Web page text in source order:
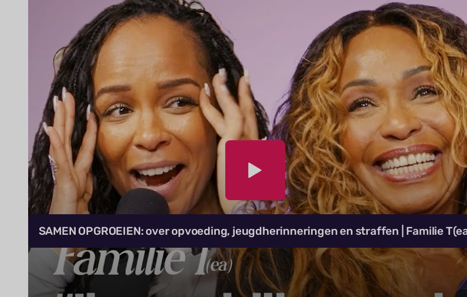
SAMEN OPGROEIEN: over opvoeding, jeugdherinneringen en straffen | Familie